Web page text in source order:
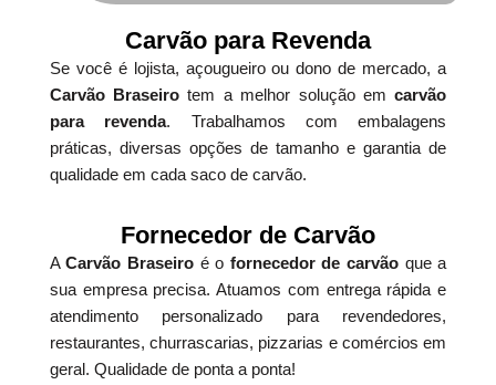
Carvão para Revenda
Se você é lojista, açougueiro ou dono de mercado, a
Carvão Braseiro tem a melhor solução emcarvão
para revenda. Trabalhamos com embalagens
práticas, diversas opções de tamanho e garantia de
qualidade em cada saco de carvão.
Fornecedor de Carvão
ACarvão Braseiro é o fornecedor de carvão que a
sua empresa precisa. Atuamos com entrega rápida e
atendimento personalizado para revendedores,
restaurantes, churrascarias, pizzarias e comércios em
geral. Qualidade de ponta a ponta!